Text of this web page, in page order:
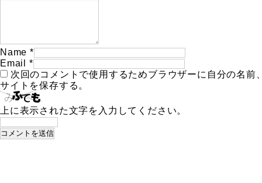
Name *
Email
*
次回のコメントで使用するためブラウザーに自分の名前
サイトを保存する。
上に表示された文字を入力してください。